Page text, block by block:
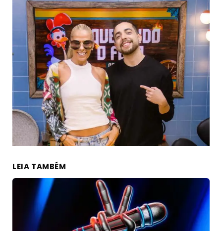
LEIA TAMBÉM